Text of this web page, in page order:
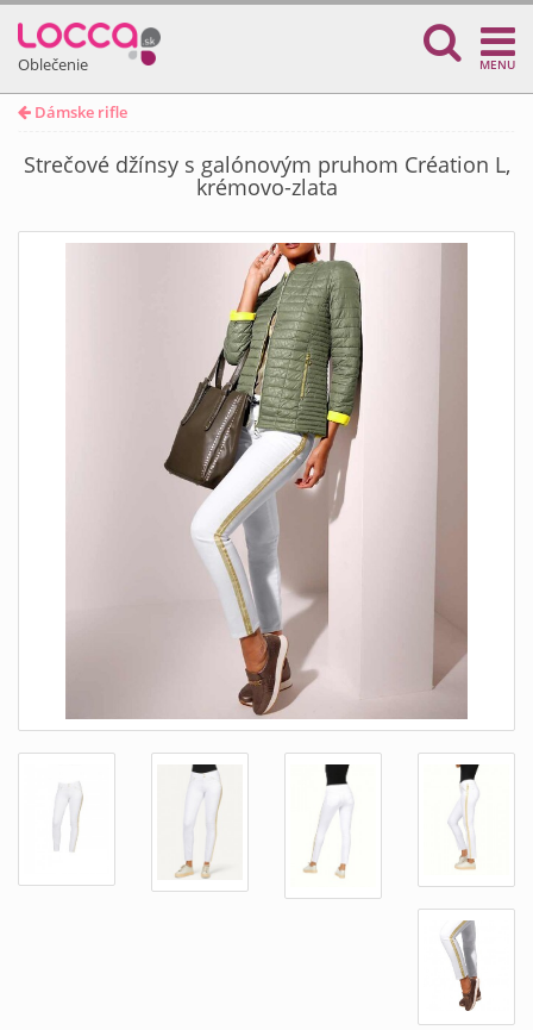
Oblečenie MENU
Dámske rifle
Strečové džínsy s galónovým pruhom Création L,
krémovo-zlata